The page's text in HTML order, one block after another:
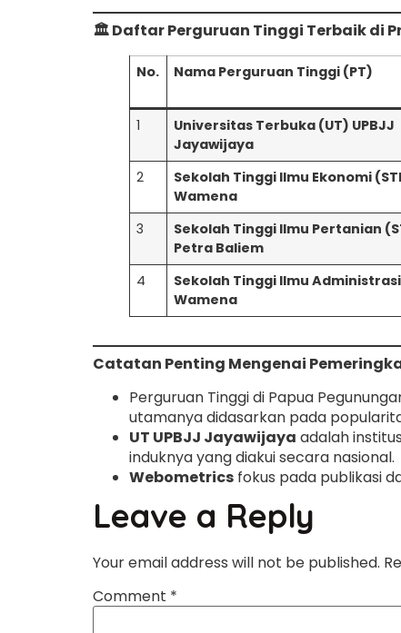
🏛️ Daftar Perguruan Tinggi Terbaik di
No. Nama Perguruan Tinggi (PT)
1
Universitas Terbuka (UT) UPBJJ
Jayawijaya
2
Sekolah Tinggi Ilmu Ekonomi
Wamena
3
Sekolah Tinggi Ilmu Pertanian
Petra Baliem
4
Sekolah Tinggi Ilmu
Wamena
Catatan Penting Mengenai
Perguruan Tinggi di Papua
utamanya didasarkan pada
UT UPBJJ Jayawijaya adalah
induknya yang diakui secara nasional.
Webometrics fokus pada publikasi
Leave a Reply
Your email address will not be published.
Comment *